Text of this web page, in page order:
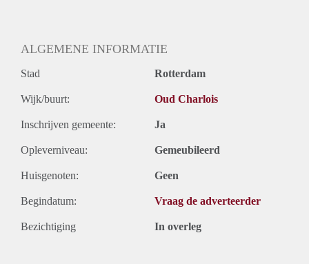
ALGEMENE INFORMATIE
Stad Rotterdam
Wijk/buurt: Oud Charlois
Inschrijven gemeente: Ja
Opleverniveau: Gemeubileerd
Huisgenoten: Geen
Begindatum: Vraag de adverteerder
Bezichtiging In overleg